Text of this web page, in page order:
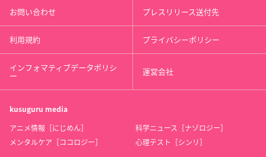
お問い合わせ プレスリリース送付先
利用規約 プライバシーポリシー
インフォマティブデータポリシ
ー 運営会社
kusuguru media
アニメ情報［にじめん］
科学ニュース［ナゾロジー］
メンタルケア［ココロジー］
心理テスト［シンリ］